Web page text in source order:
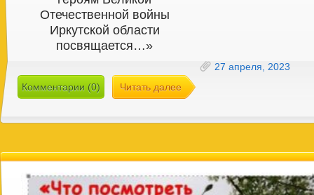
Отечественной войны
Иркутской области
посвящается…»
27 апреля, 2023
Комментарии (0)
Читать далее